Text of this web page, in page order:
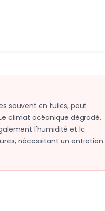
souvent en tuiles, peut
climat océanique dégradé,
l'humidité et la
nécessitant un entretien